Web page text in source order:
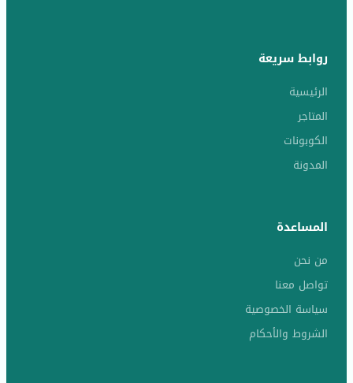
روابط سريعة
الرئيسية
المتاجر
الكوبونات
المدونة
المساعدة
من نحن
تواصل معنا
سياسة الخصوصية
الشروط والأحكام